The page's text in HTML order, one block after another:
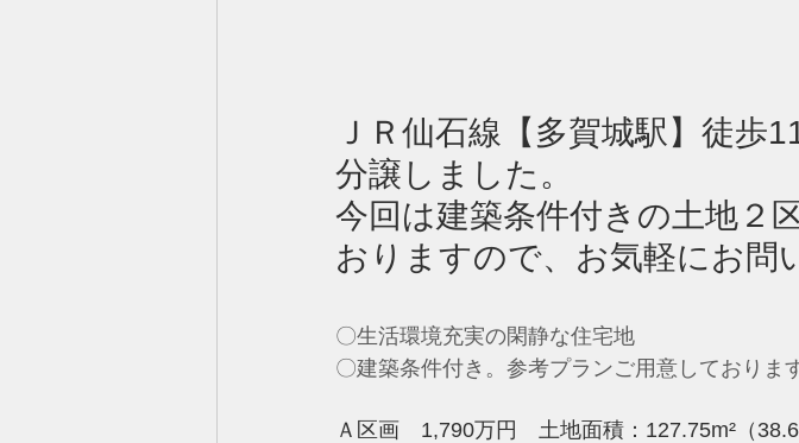
ＪＲ仙石線【多賀城駅】徒歩
分譲しました。
今回は建築条件付きの土地２
おりますので、お気軽にお問
〇生活環境充実の閑静な住宅地
〇建築条件付き。参考プランご用意しておりま
Ａ区画　1,790万円　土地面積：127.75m²（